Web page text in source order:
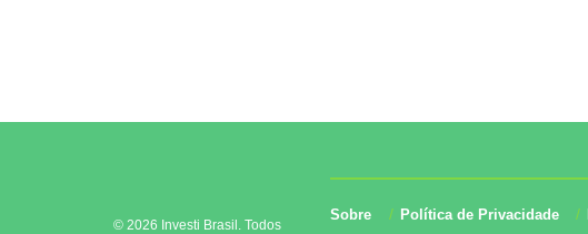
© 2026 Investi Brasil. Todos
Sobre Política de Privacidade